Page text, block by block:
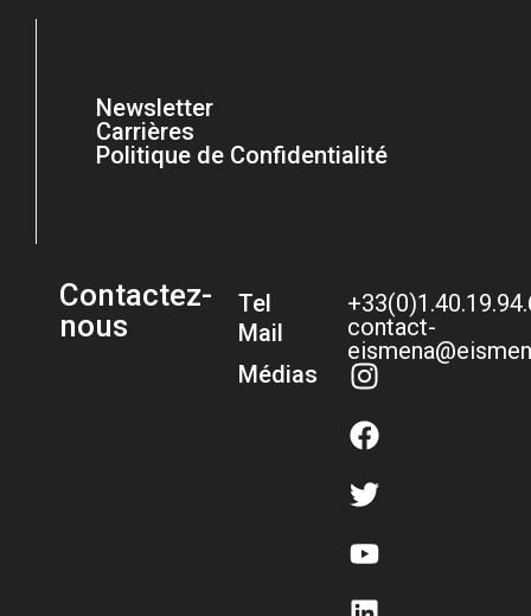
Newsletter
Carrières
Politique de Confidentialité
Contactez-
nous
Tel
Mail
Médias
contact-